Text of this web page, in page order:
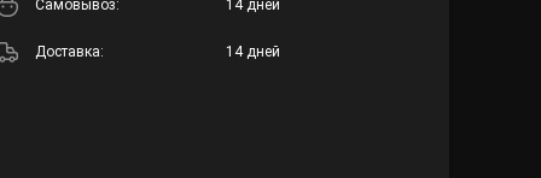
Cамовывоз: 14 дней
Доставка: 14 дней